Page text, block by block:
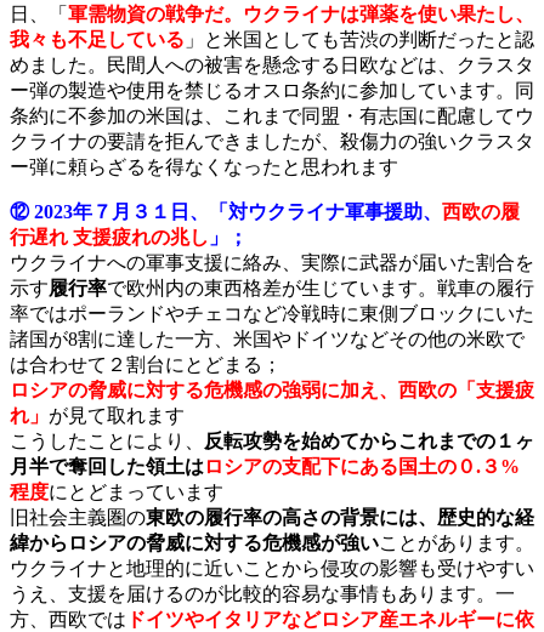
日、「 軍需物資の戦争だ。ウクライナは弾薬を使い果たし、
我々も不足している 」と米国としても苦渋の判断だったと認
めました。民間人への被害を懸念する日欧などは、クラスタ
ー弾の製造や使用を禁じるオスロ条約に参加しています。同
条約に不参加の米国は、これまで同盟・有志国に配慮してウ
クライナの要請を拒んできましたが、殺傷力の強いクラスタ
ー弾に頼らざるを得なくなったと思われます
⑫ 2023年７月３１日、「対ウクライナ軍事援助、 西欧の履
行遅れ 支援疲れの兆し 」；
ウクライナへの軍事支援に絡み、実際に武器が届いた割合を
示す履行率で欧州内の東西格差が生じています。戦車の履行
率ではポーランドやチェコなど冷戦時に東側ブロックにいた
諸国が8割に達した一方、米国やドイツなどその他の米欧で
は合わせて２割台にとどまる；
ロシアの脅威に対する危機感の強弱に加え、西欧の「支援疲
れ」 が見て取れます
こうしたことにより、
反転攻勢を始めてからこれまでの１ヶ
月半で奪回した領土は ロシアの支配下にある国土の０.３%
程度にとどまっています
旧社会主義圏の東欧の履行率の高さの背景には、歴史的な経
緯からロシアの脅威に対する危機感が強いことがあります。
ウクライナと地理的に近いことから侵攻の影響も受けやすい
うえ、支援を届けるのが比較的容易な事情もあります。一
方、西欧では ドイツやイタリアなどロシア産エネルギーに依